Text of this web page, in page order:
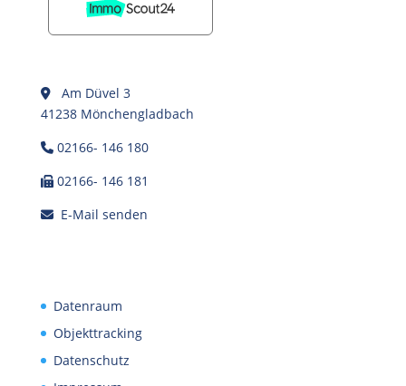
Am Düvel 3
41238 Mönchengladbach
02166- 146 180
02166- 146 181
E-Mail senden
Datenraum
Objekttracking
Datenschutz